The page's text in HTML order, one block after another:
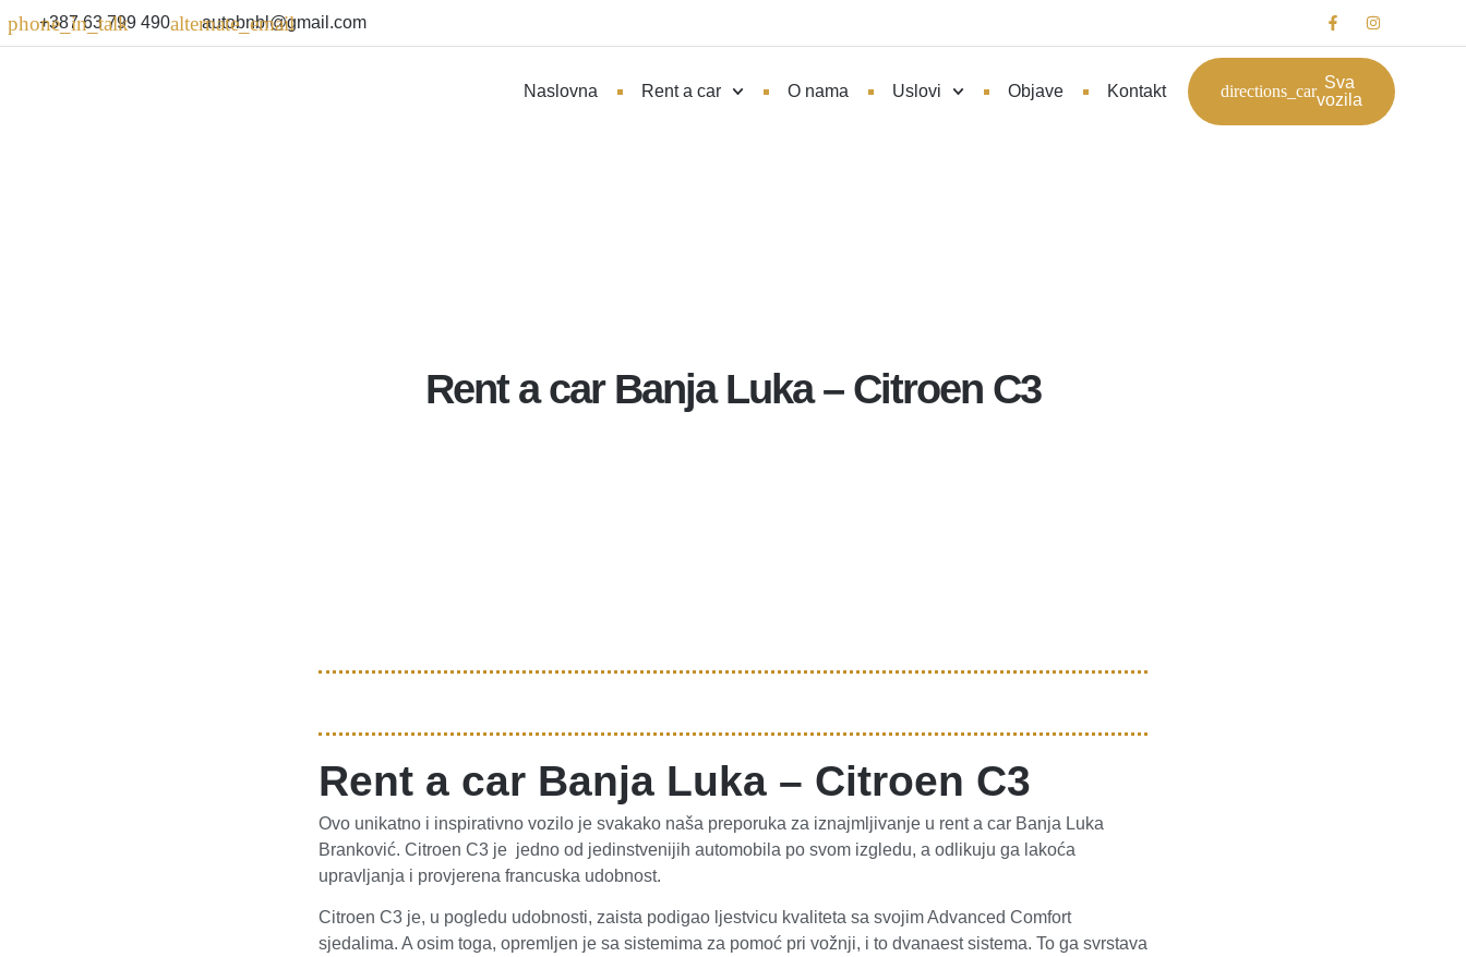
+387 63 799 490 autobnbl@gmail.com
Naslovna Rent a car O nama Uslovi Objave Kontakt
Sva
vozila
Rent a car Banja Luka – Citroen C3
Rent a car Banja Luka – Citroen C3
Ovo unikatno i inspirativno vozilo je svakako naša preporuka za iznajmljivanje u rent a car Banja Luka
Branković. Citroen C3 je jedno od jedinstvenijih automobila po svom izgledu, a odlikuju ga lakoća
upravljanja i provjerena francuska udobnost.
Citroen C3 je, u pogledu udobnosti, zaista podigao ljestvicu kvaliteta sa svojim Advanced Comfort
sjedalima. A osim toga, opremljen je sa sistemima za pomoć pri vožnji, i to dvanaest sistema. To ga svrstava